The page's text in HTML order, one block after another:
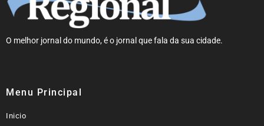
O melhor jornal do mundo, é o jornal que fala da sua cidade.
Menu Principal
Inicio